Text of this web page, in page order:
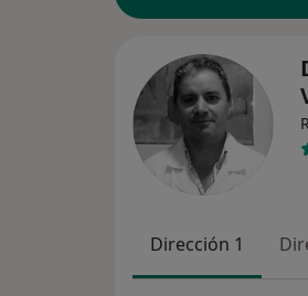
Dirección 1